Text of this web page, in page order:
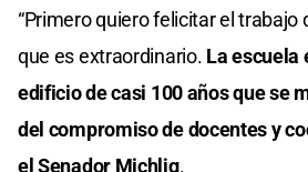
“Primero quiero felicitar el trabajo
que es extraordinario. La escuela
edificio de casi 100 años que se
del compromiso de docentes y
el Senador Michlig.